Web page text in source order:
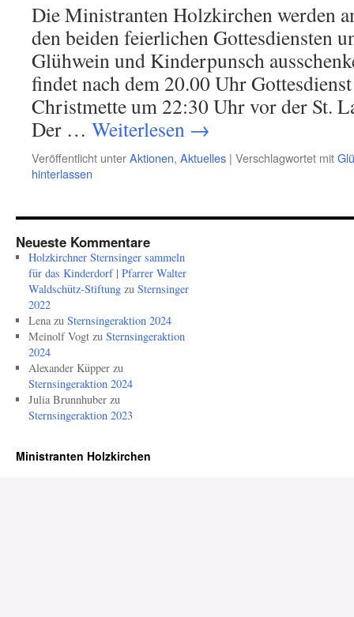
Die Ministranten Holzkirchen werden
den beiden feierlichen Gottesdiensten
Glühwein und Kinderpunsch
findet nach dem 20.00 Uhr
Christmette um 22:30 Uhr vor der St.
Der … Weiterlesen →
Veröffentlicht unterAktionen, Aktuelles | Verschlagwortet mit
hinterlassen
Neueste Kommentare
Holzkirchner Sternsinger sammeln
für das Kinderdorf | Pfarrer Walter
Waldschütz-Stiftungzu Sternsinger
2022
Lenazu Sternsingeraktion 2024
Meinolf Vogtzu Sternsingeraktion
2024
Alexander Küpperzu
Sternsingeraktion 2024
Julia Brunnhuberzu
Sternsingeraktion 2023
Ministranten Holzkirchen